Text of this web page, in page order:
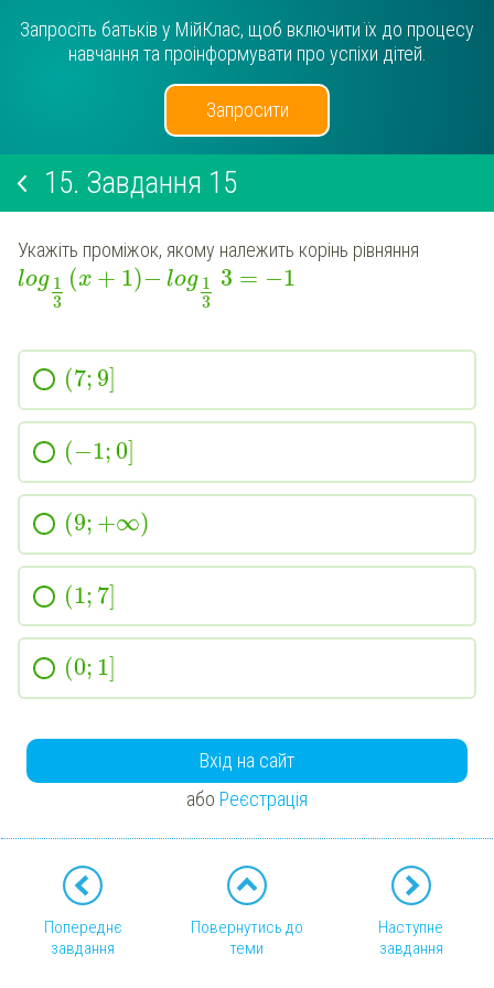
Запросіть батьків у МійКлас, щоб включити їх до процесу
навчання та проінформувати про успіхи дітей.
Запросити
15. Завдання 15
Укажіть проміжок, якому належить корінь рівняння
log 1
3
(x + 1)− log 1
3
3 = −1
(7; 9
(−1;0]
(9; +∞)
(1; 7]
(0; 1
Вхід на сайт
або Реєстрація
Попереднє
завдання
Повернутись до
теми
Наступне
завдання